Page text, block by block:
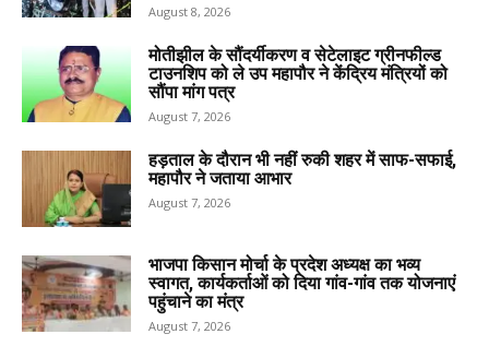
August 8, 2026
मोतीझील के सौंदर्यीकरण व सेटेलाइट ग्रीनफील्ड
टाउनशिप को ले उप महापौर ने केंद्रिय मंत्रियों को
सौंपा मांग पत्र
August 7, 2026
हड़ताल के दौरान भी नहीं रुकी शहर में साफ-सफाई,
महापौर ने जताया आभार
August 7, 2026
भाजपा किसान मोर्चा के प्रदेश अध्यक्ष का भव्य
स्वागत, कार्यकर्ताओं को दिया गांव-गांव तक योजनाएं
पहुंचाने का मंत्र
August 7, 2026